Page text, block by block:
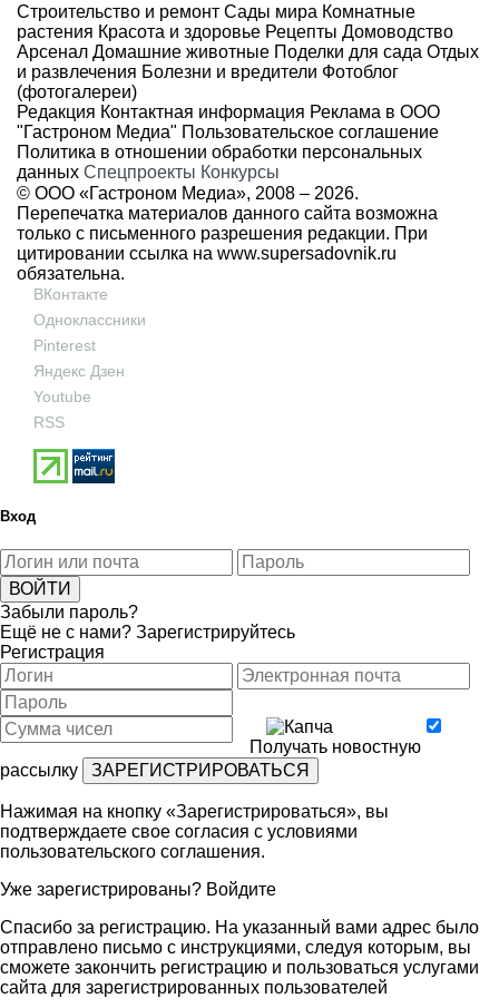
Строительство и ремонт Сады мира Комнатные
растения Красота и здоровье Рецепты Домоводство
Арсенал Домашние животные Поделки для сада Отдых
и развлечения Болезни и вредители Фотоблог
(фотогалереи)
Редакция Контактная информация Реклама в ООО
"Гастроном Медиа" Пользовательское соглашение
Политика в отношении обработки персональных
данных Спецпроекты Конкурсы
© ООО «Гастроном Медиа», 2008 – 2026.
Перепечатка материалов данного сайта возможна
только с письменного разрешения редакции. При
цитировании ссылка на www.supersadovnik.ru
обязательна.
ВКонтакте
Одноклассники
Pinterest
Яндекс Дзен
Youtube
RSS
Вход
Забыли пароль?
Ещё не с нами? Зарегистрируйтесь
Регистрация
Получать новостную
рассылку
Нажимая на кнопку «Зарегистрироваться», вы
подтверждаете свое согласия с условиями
пользовательского соглашения.
Уже зарегистрированы? Войдите
Спасибо за регистрацию. На указанный вами адрес было
отправлено письмо с инструкциями, следуя которым, вы
сможете закончить регистрацию и пользоваться услугами
сайта для зарегистрированных пользователей